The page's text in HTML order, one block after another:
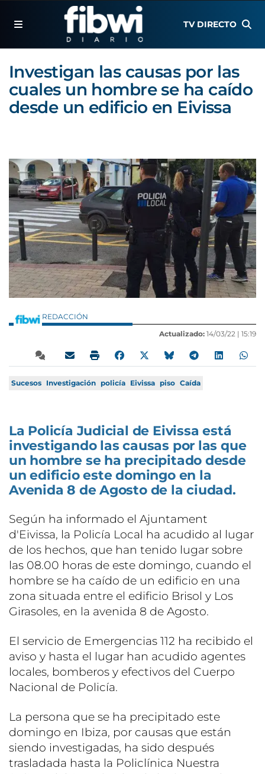
TV DIRECTO
Investigan las causas por las
cuales un hombre se ha caído
desde un edificio en Eivissa
REDACCIÓN
Actualizado: 14/03/22 | 15:19
Sucesos Investigación policía Eivissa piso Caída
La Policía Judicial de Eivissa está
investigando las causas por las que
un hombre se ha precipitado desde
un edificio este domingo en la
Avenida 8 de Agosto de la ciudad.
Según ha informado el Ajuntament
d'Eivissa, la Policía Local ha acudido al lugar
de los hechos, que han tenido lugar sobre
las 08.00 horas de este domingo, cuando el
hombre se ha caído de un edificio en una
zona situada entre el edificio Brisol y Los
Girasoles, en la avenida 8 de Agosto.
El servicio de Emergencias 112 ha recibido el
aviso y hasta el lugar han acudido agentes
locales, bomberos y efectivos del Cuerpo
Nacional de Policía.
La persona que se ha precipitado este
domingo en Ibiza, por causas que están
siendo investigadas, ha sido después
trasladada hasta la Policlínica Nuestra